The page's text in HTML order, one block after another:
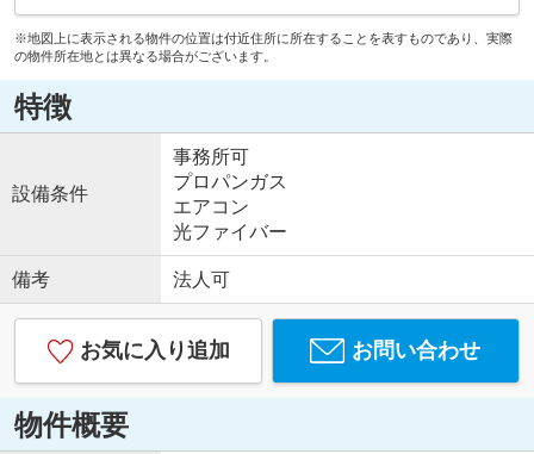
※地図上に表示される物件の位置は付近住所に所在することを表すものであり、実際
の物件所在地とは異なる場合がございます。
特徴
設備条件
事務所可
プロパンガス
エアコン
光ファイバー
備考 法人可
お気に入り追加 お問い合わせ
物件概要